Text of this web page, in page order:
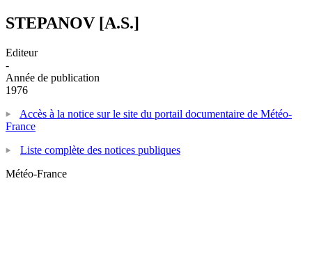
STEPANOV [A.S.]
Editeur
-
Année de publication
1976
Accès à la notice sur le site du portail documentaire de Météo-
France
Liste complète des notices publiques
Météo-France